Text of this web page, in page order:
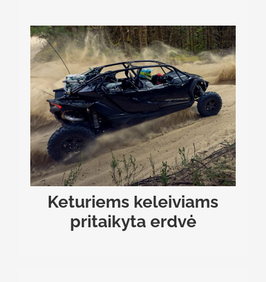
Keturiems keleiviams
pritaikyta erdvė
KETURIEMS KELEIVIAMS PRITAIKYTA ERDVĖ
Mėgaukitės nuotykiais kartu.
Z10-4 Turbo
pasižymi
prailginta ratų baze (
3276 mm
) ir sumaniai
suplanuota kabina, kurioje patogiai telpa keturi
suaugę asmenys. Specialios priekinės ir galinės
durys užtikrina saugumą ir apsaugą nuo purvo, o
ergonomiškos sėdynės su saugos diržais leidžia
mėgautis važiavimu net ir grubiausiais maršrutais.